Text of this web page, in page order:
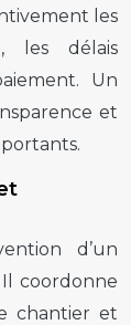
les
les délais
Un
et
d’un
coordonne
chantier et